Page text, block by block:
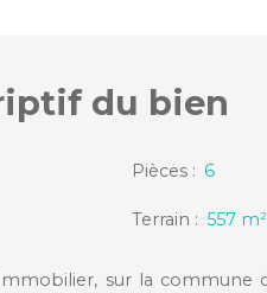
du bien
Pièces : 6
Terrain : 557 m²
sur la commune